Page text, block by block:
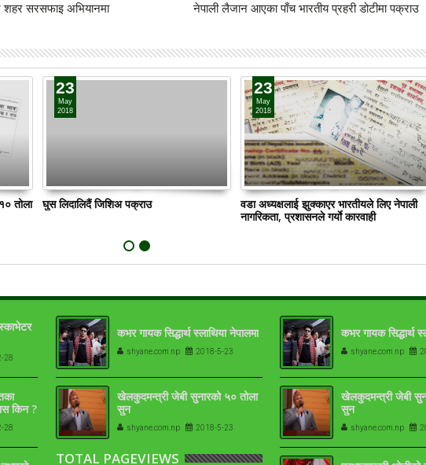
शहर सरसफाइ अभियानमा
नेपाली लैजान आएका पाँच भारतीय प्रहरी डोटीमा पक्राउ
तोला
23
May
2018
घुस लिदालिदैं जिशिअ पक्राउ
23
May
2018
वडा अध्यक्षलाई झुक्काएर भारतीयले लिए नेपाली
नागरिकता, प्रशासनले गर्याे कारवाही
28
किन ?
28
कभर गायक सिद्धार्थ स्लाथिया नेपालमा
shyane.com.np 2018-5-23
खेलकुदमन्त्री जेबी सुनारको ५० तोला
सुन
shyane.com.np 2018-5-23
TOTAL PAGEVIEWS
कभर गायक सिद्धार्थ
shyane.com.np
खेलकुदमन्त्री जेबी
सुन
shyane.com.np